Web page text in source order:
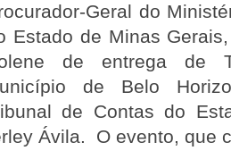
Geral do
Estado de Minas
de entrega de
de Belo
de Contas do
Ávila. O evento, que